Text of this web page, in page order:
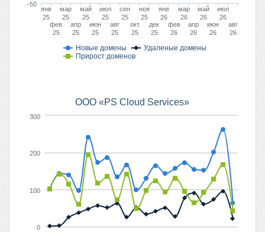
Новые домены
Удаленые домены
Прирост доменов
янв
25
фев
25
мар
25
апр
25
май
25
июн
25
июл
25
авг
25
сен
25
окт
25
ноя
25
дек
25
янв
26
фев
26
мар
26
апр
26
май
26
июн
26
июл
26
авг
26
-50
ООО «PS Cloud Services»
0
100
200
300